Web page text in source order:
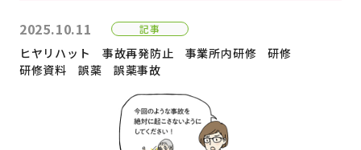
2025.10.11 記事
ヒヤリハット 事故再発防止 事業所内研修
研修
研修資料
誤薬 誤薬事故